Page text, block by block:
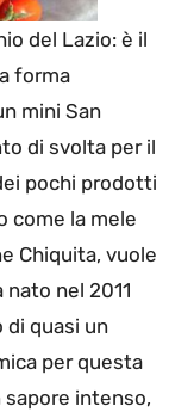
del Lazio: è il
forma
mini San
di svolta per il
pochi prodotti
come la mele
Chiquita, vuole
nel 2011
quasi un
per questa
intenso,